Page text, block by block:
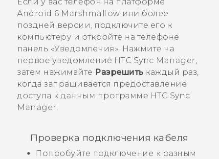
Android 6 Marshmallow или более
поздней версии, подключите его к
компьютеру и откройте на телефоне
панель «Уведомления». Нажмите на
первое уведомление HTC Sync Manager,
затем нажимайте Разрешить каждый раз,
когда запрашивается предоставление
доступа к данным программе HTC Sync
Manager.
Проверка подключения кабеля
Попробуйте подключение к разным